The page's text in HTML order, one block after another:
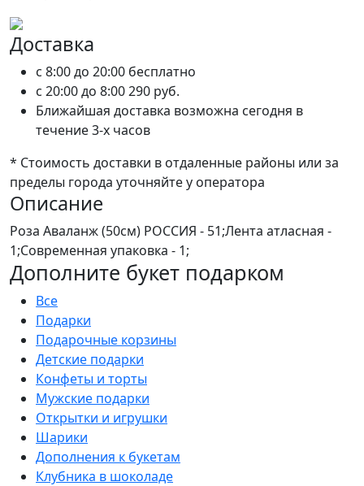
Доставка
c 8:00 до 20:00 бесплатно
c 20:00 до 8:00290 руб.
Ближайшая доставка возможна сегодня в
течение 3-х часов
* Стоимость доставки в отдаленные районы или за
пределы города уточняйте у оператора
Описание
Роза Аваланж (50см) РОССИЯ - 51;Лента атласная -
1;Современная упаковка - 1;
Дополните букет подарком
Все
Подарки
Подарочные корзины
Детские подарки
Конфеты и торты
Мужские подарки
Открытки и игрушки
Шарики
Дополнения к букетам
Клубника в шоколаде